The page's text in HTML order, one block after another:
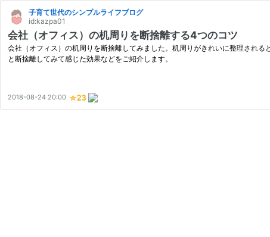
子育て世代のシンプルライフブログ
id:kazpa01
会社（オフィス）の机周りを断捨離する4つのコツ
会社（オフィス）の机周りを断捨離してみました。机周りがきれいに整理され
と断捨離してみて感じた効果などをご紹介します。
2018-08-24 20:00